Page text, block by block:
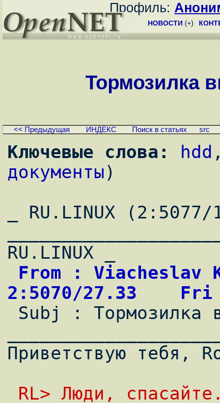
Профиль:
НОВОСТИ (+)
Тормозилка
<< Предыдущая ИНДЕКС Поиск в статьях src
Ключевые слова: hdd
документы)
_ RU.LINUX
2:5070/27.33    Fri
Приветствую тебя,